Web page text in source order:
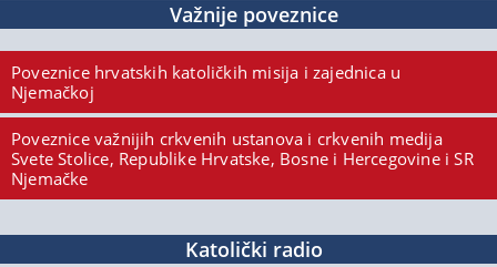
Važnije poveznice
Poveznice hrvatskih katoličkih misija i zajednica u
Njemačkoj
Poveznice važnijih crkvenih ustanova i crkvenih medija
Svete Stolice, Republike Hrvatske, Bosne i Hercegovine i SR
Njemačke
Katolički radio